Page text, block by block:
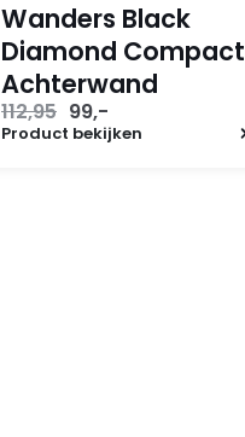
Wanders Black
Diamond Compact
Achterwand
112,95 Oorspronkelijke
prijs
99,-
prijs
Product bekijken